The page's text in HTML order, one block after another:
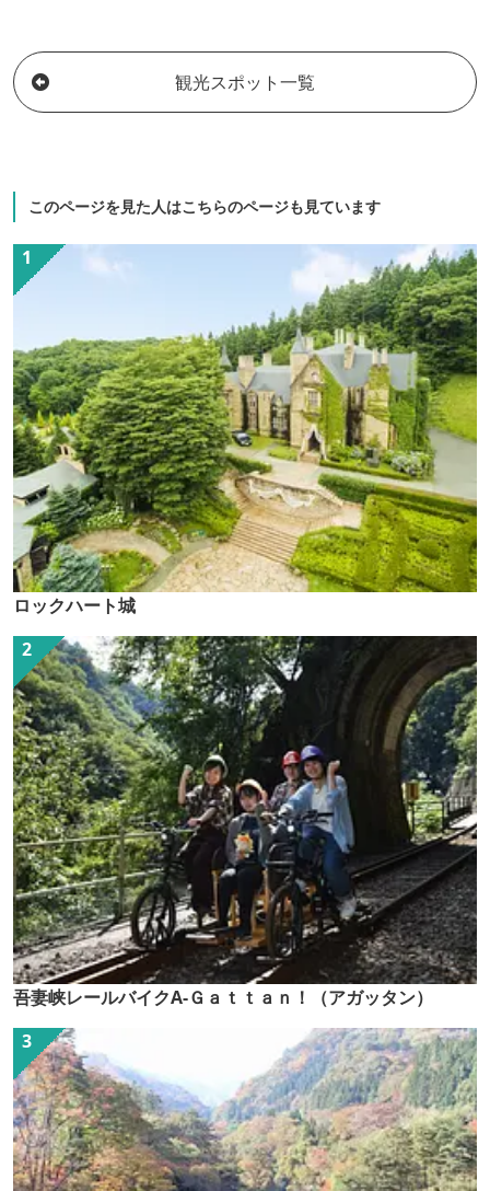
リー、ファミリー・夫婦子連れ等）で
も、エコノミーに泊まることができるホ
テルです。
観光スポット一覧
このページを見た人はこちらのページも見ています
ロックハート城
吾妻峡レールバイクA-Ｇａｔｔａｎ！（アガッタン）